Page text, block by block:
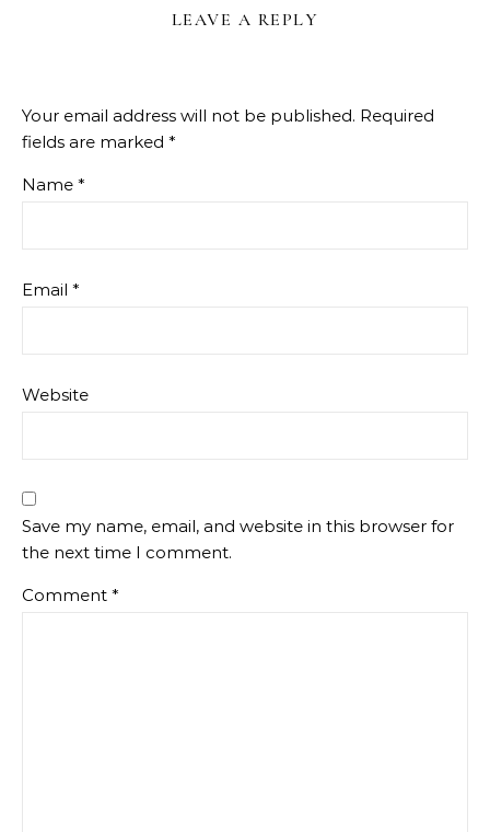
LEAVE A REPLY
Your email address will not be published. Required
fields are marked *
Name *
Email *
Website
Save my name, email, and website in this browser for
the next time I comment.
Comment *